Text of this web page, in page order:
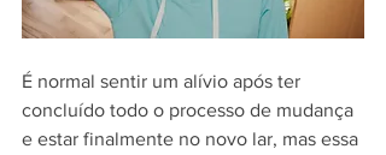
É normal sentir um alívio após ter
concluído todo o processo de mudança
e estar finalmente no novo lar, mas essa